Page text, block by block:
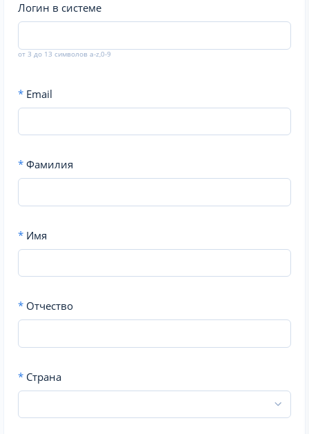
Логин в системе
от 3 до 13 символов a-z,0-9
* Email
* Фамилия
* Имя
* Отчество
* Страна